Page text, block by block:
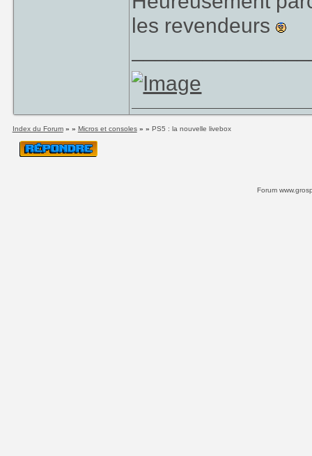
les revendeurs
Index du Forum» » Micros et consoles» » PS5 : la nouvelle livebox
Forum